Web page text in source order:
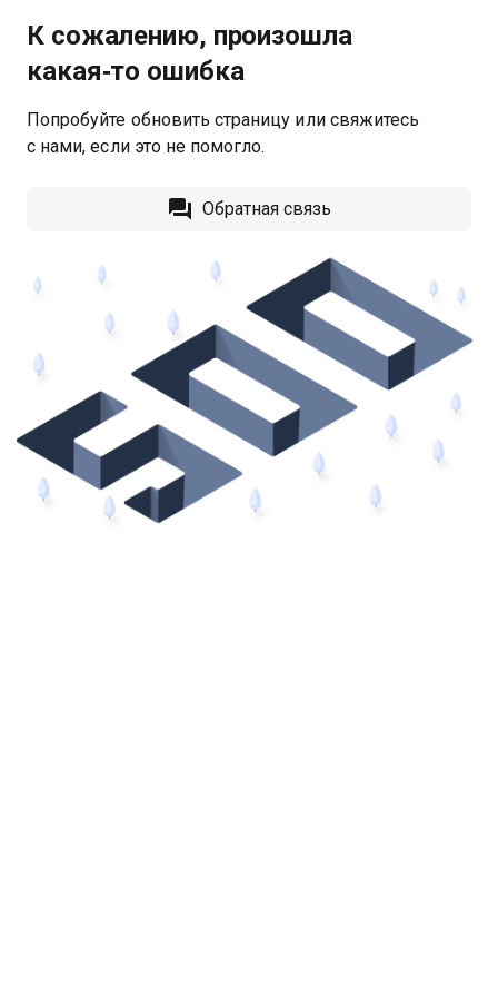
К сожалению, произошла
какая‑то ошибка
Попробуйте обновить страницу или свяжитесь
с нами, если это не помогло.
Обратная связь